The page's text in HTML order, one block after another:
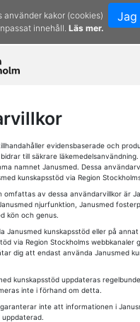
Jag
använder kakor (cookies)
innehåll. Läs mer.
evidensbaserade och
till säkrare
namnet Janusmed. Dessa
kunskapsstöd via Region
omfattas av dessa användarvillkor är
njurfunktion, Janusmed
kön och genus.
Janusmed kunskapsstöd eller på
via Region Stockholms webbkanaler
dig att endast använda Janusmed
kunskapsstöd uppdateras
inte i förhand om detta.
inte att informationen i
uppdaterad.